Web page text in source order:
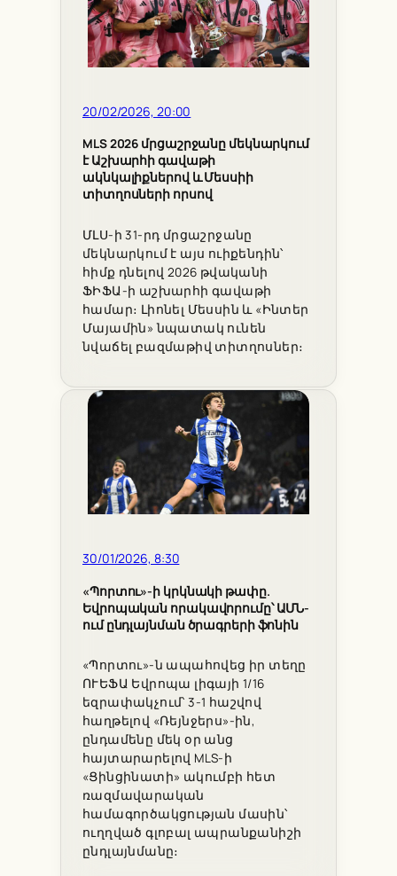
20/02/2026, 20:00
MLS 2026 մրցաշրջանը մեկնարկում
է Աշխարհի գավաթի
ակնկալիքներով և Մեսսիի
տիտղոսների որսով
ՄԼՍ-ի 31-րդ մրցաշրջանը
մեկնարկում է այս ուիքենդին՝
հիմք դնելով 2026 թվականի
ՖԻՖԱ-ի աշխարհի գավաթի
համար։ Լիոնել Մեսսին և «Ինտեր
Մայամին» նպատակ ունեն
նվաճել բազմաթիվ տիտղոսներ։
30/01/2026, 8:30
«Պորտու»-ի կրկնակի թափը.
Եվրոպական որակավորումը՝ ԱՄՆ-
ում ընդլայնման ծրագրերի ֆոնին
«Պորտու»-ն ապահովեց իր տեղը
ՈՒԵՖԱ Եվրոպա լիգայի 1/16
եզրափակչում՝ 3-1 հաշվով
հաղթելով «Ռեյնջերս»-ին,
ընդամենը մեկ օր անց
հայտարարելով MLS-ի
«Ցինցինատի» ակումբի հետ
ռազմավարական
համագործակցության մասին՝
ուղղված գլոբալ ապրանքանիշի
ընդլայնմանը։